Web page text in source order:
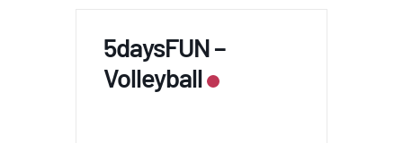
5daysFUN –
Volleyball